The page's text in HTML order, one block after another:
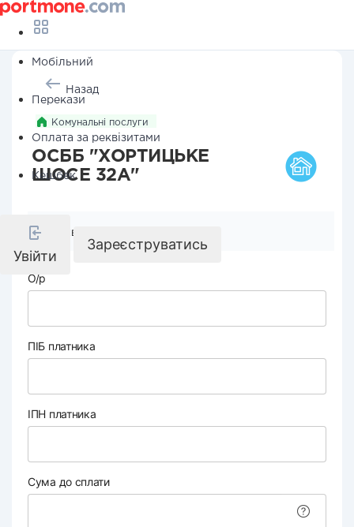
Мобільний
Перекази
Оплата за реквізитами
Кешбек
Увійти
Зареєструватись
Назад
Комунальні послуги
ОСББ "ХОРТИЦЬКЕ
ШОСЕ 32А"
Реквізити компанії
О/р
ПІБ платника
ІПН платника
Сума до сплати